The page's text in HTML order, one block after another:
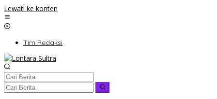
Lewati ke konten
Tim Redaksi